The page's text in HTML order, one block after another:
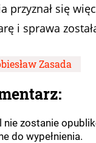
przyznał się
i sprawa
Zasada
zostanie
do wypełnienia.